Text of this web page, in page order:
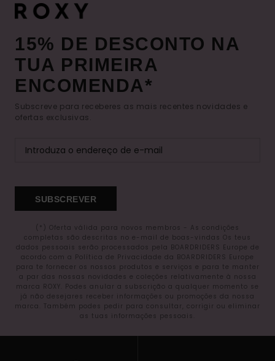
15% DE DESCONTO NA
TUA PRIMEIRA
ENCOMENDA*
Subscreve para receberes as mais recentes novidades e
ofertas exclusivas.
SUBSCREVER
(*) Oferta válida para novos membros - As condições
completas são descritas no e-mail de boas-vindas Os teus
dados pessoais serão processados pela BOARDRIDERS Europe de
acordo com a Política de Privacidade da BOARDRIDERS Europe
para te fornecer os nossos produtos e serviços e para te manter
a par das nossas novidades e coleções relativamente à nossa
marca ROXY. Podes anular a subscrição a qualquer momento se
já não desejares receber informações ou promoções da nossa
marca. Também podes pedir para consultar, corrigir ou eliminar
as tuas informações pessoais.